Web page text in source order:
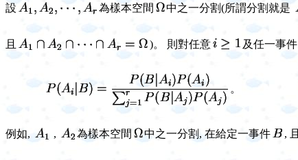
設 為樣本空間 中之一分割(所謂分割就是
且 )。 則對任意 及任一事件
。
例如, , 為樣本空間 中之一分割, 在給定一事件 , 且